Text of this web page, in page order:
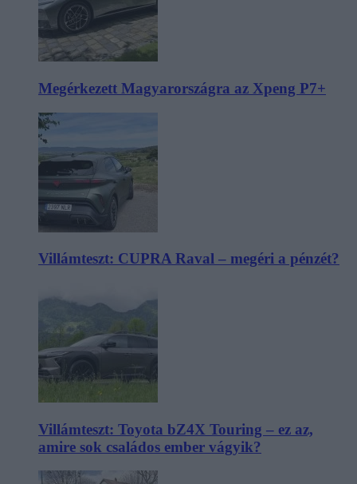
Megérkezett Magyarországra az Xpeng P7+
Villámteszt: CUPRA Raval – megéri a pénzét?
Villámteszt: Toyota bZ4X Touring – ez az,
amire sok családos ember vágyik?